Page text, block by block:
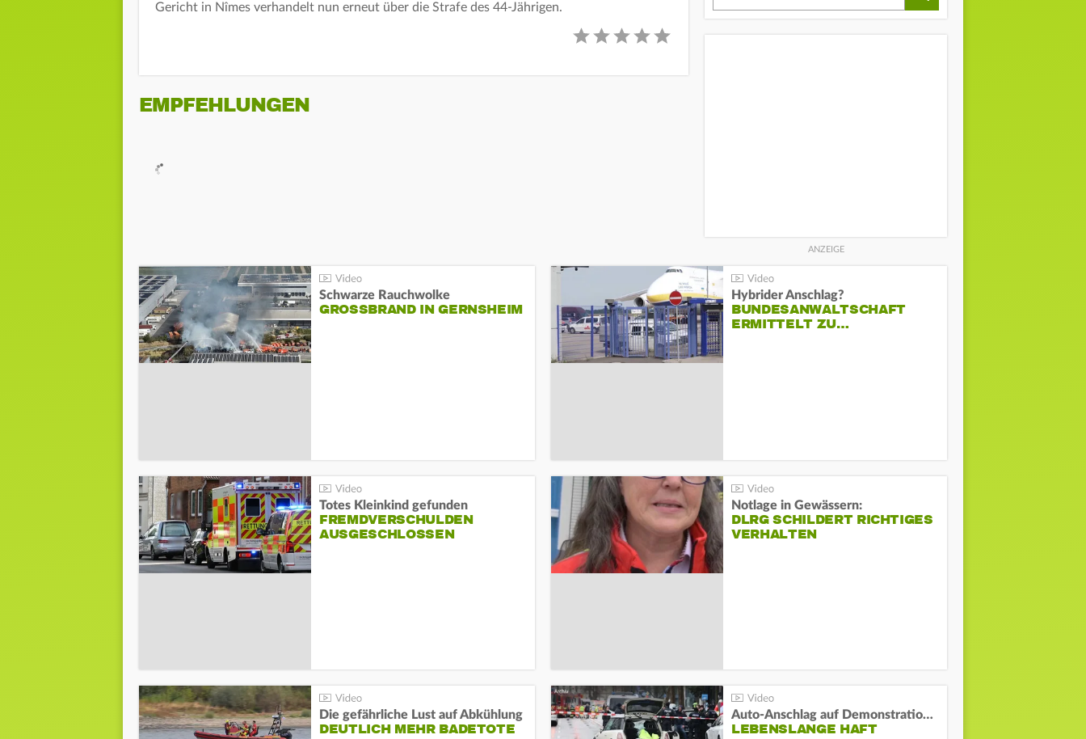
Gericht in Nîmes verhandelt nun erneut über die Strafe des 44-Jährigen.
EMPFEHLUNGEN
Schwarze Rauchwolke
GROSSBRAND IN GERNSHEIM
Hybrider Anschlag?
BUNDESANWALTSCHAFT
ERMITTELT ZU…
Totes Kleinkind gefunden
FREMDVERSCHULDEN
AUSGESCHLOSSEN
Notlage in Gewässern:
DLRG SCHILDERT RICHTIGES
VERHALTEN
Die gefährliche Lust auf Abkühlung
DEUTLICH MEHR BADETOTE
Auto-Anschlag auf Demonstration in München:
LEBENSLANGE HAFT